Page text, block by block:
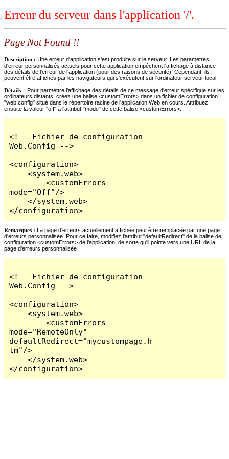
Erreur du serveur dans l'application '/'.
Page Not Found !!
Description : Une erreur d'application s'est produite sur le serveur. Les paramètres
d'erreur personnalisés actuels pour cette application empêchent l'affichage à distance
des détails de l'erreur de l'application (pour des raisons de sécurité). Cependant, ils
peuvent être affichés par les navigateurs qui s'exécutent sur l'ordinateur serveur local.
Détails = Pour permettre l'affichage des détails de ce message d'erreur spécifique sur les
ordinateurs distants, créez une balise <customErrors> dans un fichier de configuration
"web.config" situé dans le répertoire racine de l'application Web en cours. Attribuez
ensuite la valeur "off" à l'attribut "mode" de cette balise <customErrors>.
<!-- Fichier de configuration
Web.Config -->
<configuration>
    <system.web>
        <customErrors
mode="Off"/>
    </system.web>
</configuration>
Remarques : La page d'erreurs actuellement affichée peut être remplacée par une page
d'erreurs personnalisée. Pour ce faire, modifiez l'attribut "defaultRedirect" de la balise de
configuration <customErrors> de l'application, de sorte qu'il pointe vers une URL de la
page d'erreurs personnalisée !
<!-- Fichier de configuration
Web.Config -->
<configuration>
    <system.web>
        <customErrors
mode="RemoteOnly"
defaultRedirect="mycustompage.h
tm"/>
    </system.web>
</configuration>